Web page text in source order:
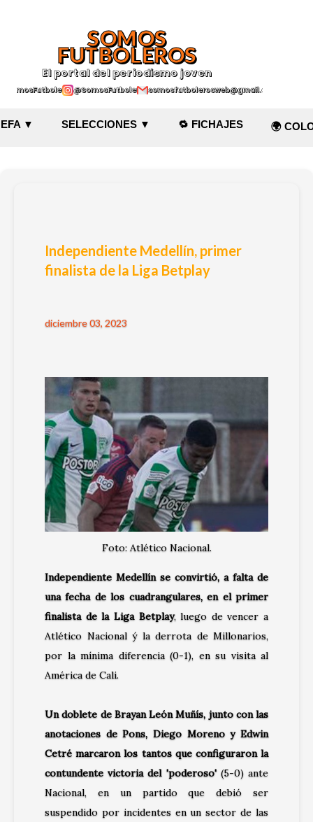
SOMOS
FUTBOLEROS
El portal del periodismo joven
@SomosFutbolerossomosfutbolerosweb@gmail.com
▼ SELECCIONES ▼ 🔁 FICHAJES 🌍
Independiente Medellín, primer
finalista de la Liga Betplay
diciembre 03, 2023
Foto: Atlético Nacional.
Independiente Medellín se convirtió, a falta de
una fecha de los cuadrangulares, en el primer
finalista de la Liga Betplay, luego de vencer a
Atlético Nacional ý la derrota de Millonarios,
por la mínima diferencia (0-1), en su visita al
América de Cali.
Un doblete de Brayan León Muñís, junto con las
anotaciones de Pons, Diego Moreno y Edwin
Cetré marcaron los tantos que configuraron la
contundente victoria del 'poderoso'(5-0) ante
Nacional, en un partido que debió ser
suspendido por incidentes en un sector de las